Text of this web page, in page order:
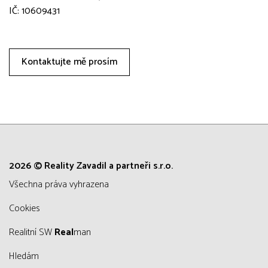
IČ: 10609431
Kontaktujte mě prosím
2026 © Reality Zavadil a partneři s.r.o.
všechna práva vyhrazena
Cookies
Realitní SWRealman
Hledám